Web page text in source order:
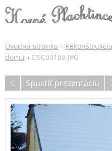
Úvodná stránka
domu
DSC00188.JPG
Spustiť prezentáciu